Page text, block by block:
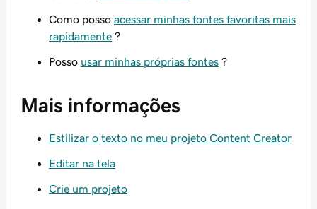
Como posso acessar minhas fontes favoritas mais
rapidamente ?
Posso usar minhas próprias fontes ?
Mais informações
Estilizar o texto no meu projeto Content Creator
Editar na tela
Crie um projeto